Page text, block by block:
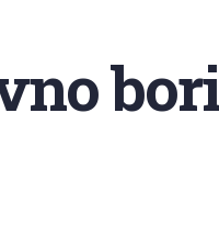
bori